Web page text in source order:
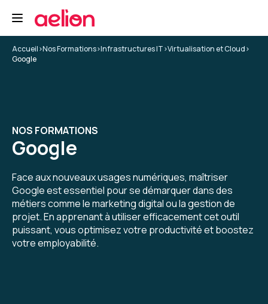
Accueil>Nos Formations>Infrastructures IT>Virtualisation et Cloud>
Google
NOS FORMATIONS
Google
Face aux nouveaux usages numériques, maîtriser
Google est essentiel pour se démarquer dans des
métiers comme le marketing digital ou la gestion de
projet. En apprenant à utiliser efficacement cet outil
puissant, vous optimisez votre productivité et boostez
votre employabilité.